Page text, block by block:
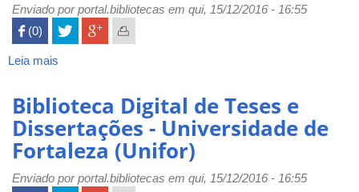
Universidade
do
Estado
(UDESC)
Enviado porportal.bibliotecas em qui, 15/12/2016 - 16:55
 (0)
Leia mais
de
Teses
e
Dissertações
-
Biblioteca Digital de Teses e
Dissertações - Universidade de
Fortaleza (Unifor)
Enviado porportal.bibliotecas em qui, 15/12/2016 - 16:55